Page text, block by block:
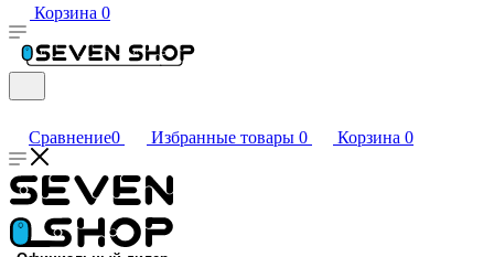
Корзина 0
Сравнение0 Избранные товары 0 Корзина 0